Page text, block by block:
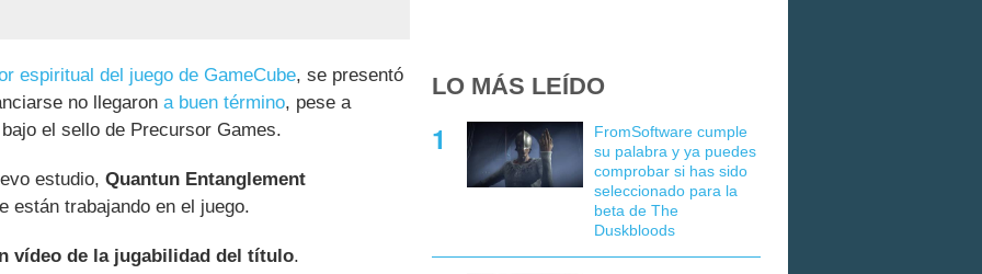
espiritual del juego de GameCube, se presentó
no llegaron a buen término, pese a
el sello de Precursor Games.
estudio, Quantun Entanglement
están trabajando en el juego.
vídeo de la jugabilidad del título.
LO MÁS LEÍDO
FromSoftware cumple
su palabra y ya puedes
comprobar si has sido
seleccionado para la
beta de The
Duskbloods